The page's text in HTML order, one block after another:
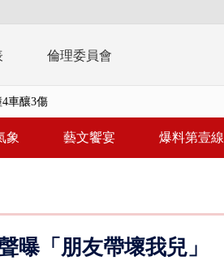
倫理委員會
蔣萬安...
響 北部...
象 藝文饗宴 爆料第壹線
「朋友帶壞我兒」